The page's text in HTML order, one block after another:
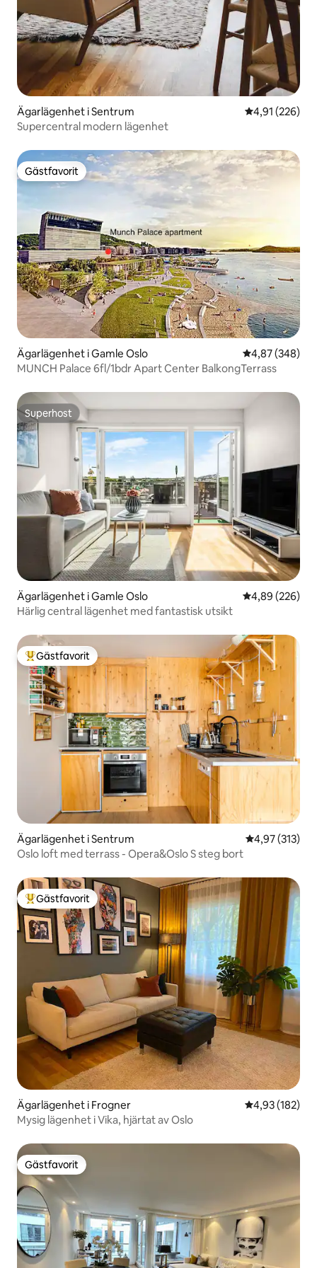
Ägarlägenhet i Sentrum 4,91 av 5 i
4,91 (226)
Supercentral modern lägenhet
Gästfavorit
Gästfavorit
Ägarlägenhet i Gamle Oslo 4,87 av 5 i
4,87 (348)
MUNCH Palace 6fl/1bdr Apart Center BalkongTerrass
Superhost
Superhost
Ägarlägenhet i Gamle Oslo 4,89 av 5 i
4,89 (226)
Härlig central lägenhet med fantastisk utsikt
Populär gästfavorit
Gästfavorit
Ägarlägenhet i Sentrum 4,97 av 5 i
4,97 (313)
Oslo loft med terrass - Opera&Oslo S steg bort
Populär gästfavorit
Gästfavorit
Ägarlägenhet i Frogner 4,93 av 5 i
4,93 (182)
Mysig lägenhet i Vika, hjärtat av Oslo
Gästfavorit
Gästfavorit